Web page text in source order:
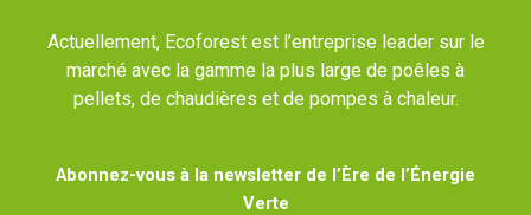
Actuellement, Ecoforest est l’entreprise leader sur le
marché avec la gamme la plus large de poêles à
pellets, de chaudières et de pompes à chaleur.
Abonnez-vous à la newsletter de l’Ère de l’Énergie
Verte